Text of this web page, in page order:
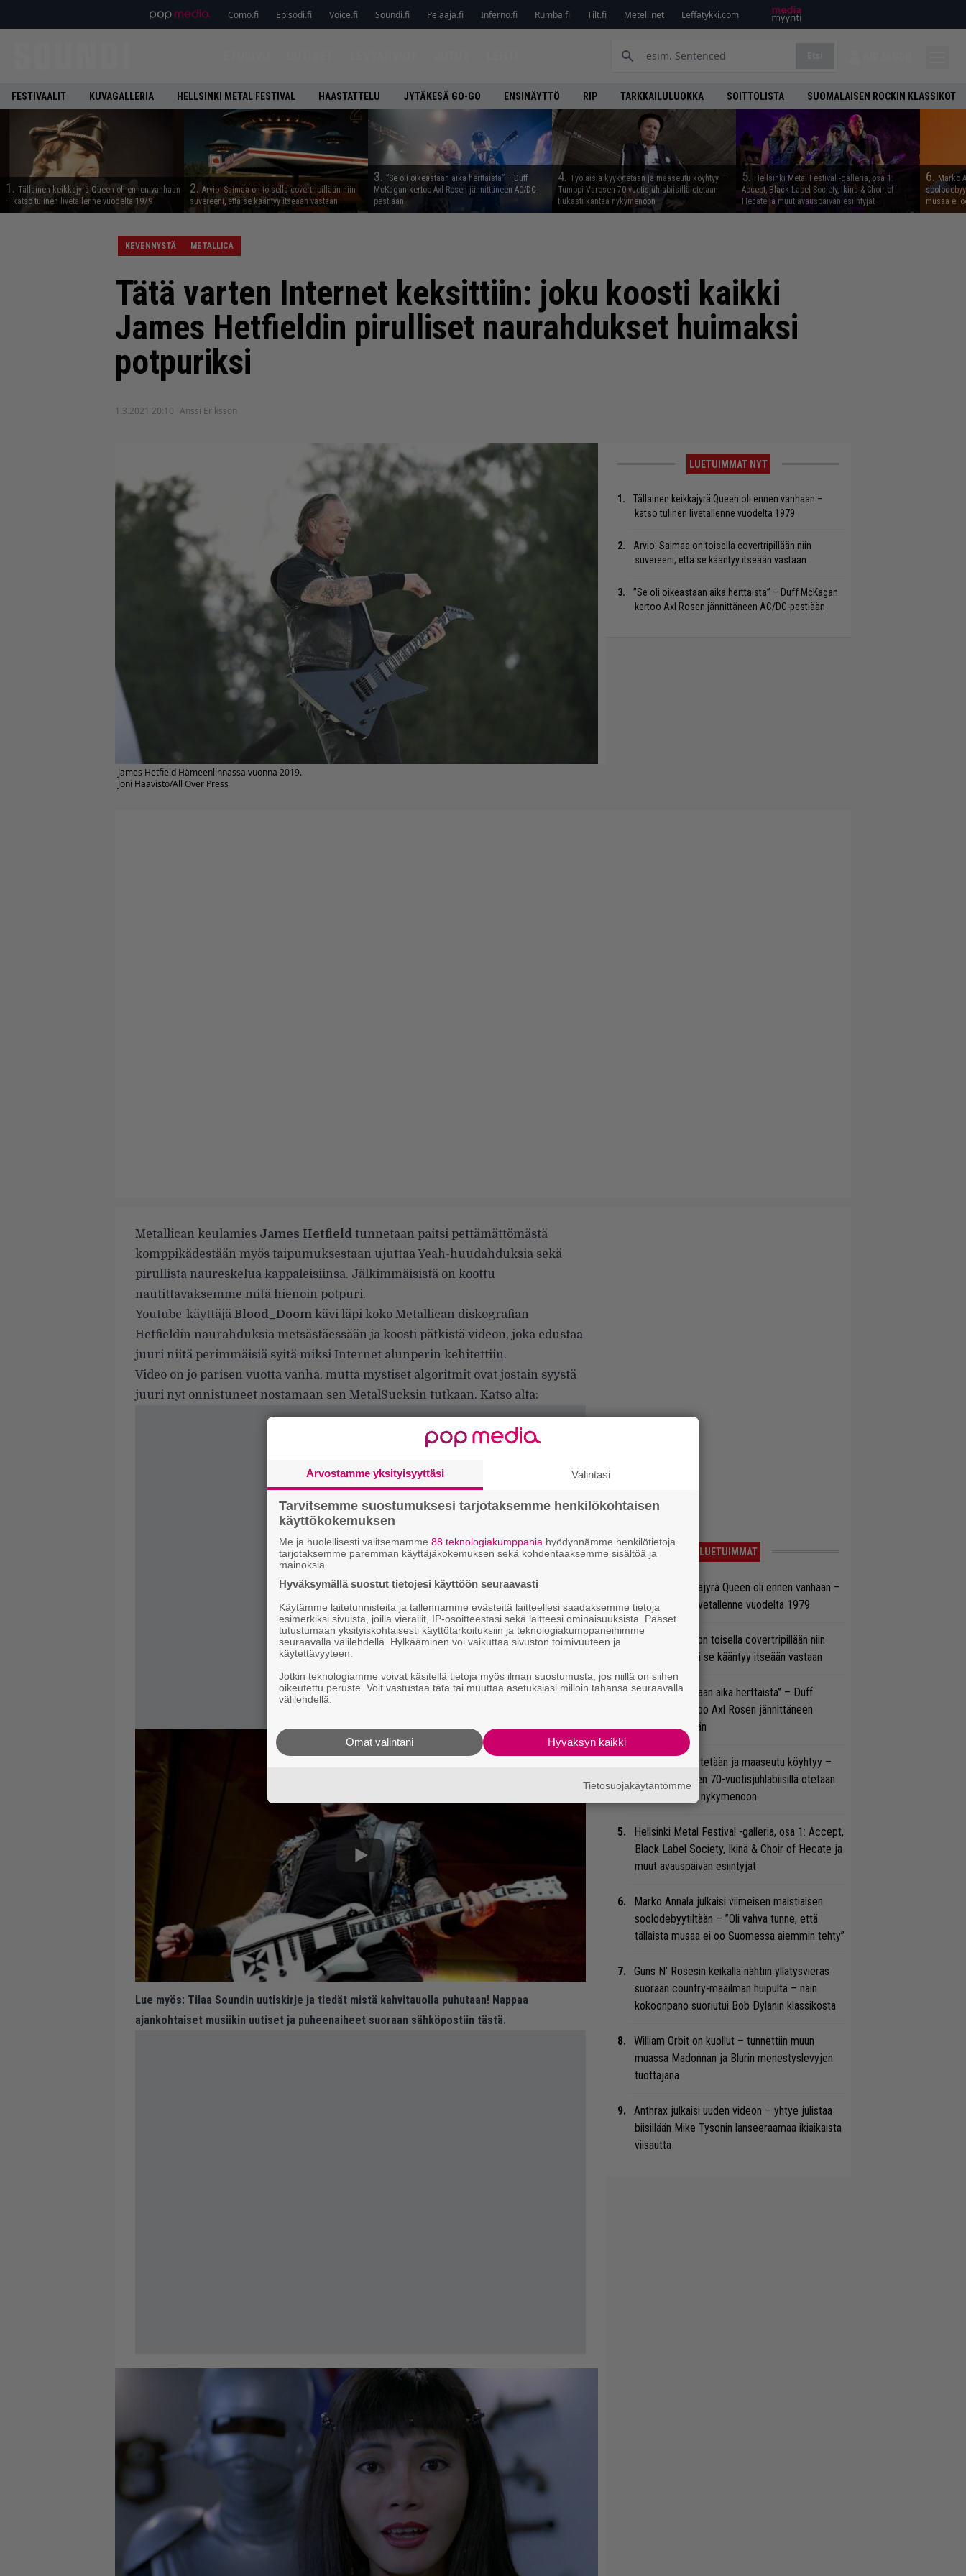
Como.fi Episodi.fi Voice.fi Soundi.fi Pelaaja.fi Inferno.fi Rumba.fi Tilt.fi Meteli.net Leffatykki.com
FESTIVAALIT KUVAGALLERIA HELLSINKI METAL FESTIVAL HAASTATTELU JYTÄKESÄ GO-GO ENSINÄYTTÖ RIP TARKKAILULUOKKA SOITTOLISTA SUOMALAISEN ROCKIN KLASSIKOT
1. Tällainen keikkajyrä Queen oli ennen vanhaan
– katso tulinen livetallenne vuodelta 1979
2. Arvio: Saimaa on toisella covertripillään niin
suvereeni, että se kääntyy itseään vastaan
3. ”Se oli oikeastaan aika herttaista” – Duff
McKagan kertoo Axl Rosen jännittäneen AC/DC-
pestiään
4. Työläisiä kyykytetään ja maaseutu köyhtyy –
Tumppi Varosen 70-vuotisjuhlabiisillä otetaan
tiukasti kantaa nykymenoon
5. Hellsinki Metal Festival -galleria, osa 1:
Accept, Black Label Society, Ikinä & Choir of
Hecate ja muut avauspäivän esiintyjät
6. Marko
musaa ei
KEVENNYSTÄ METALLICA
Tätä varten Internet keksittiin: joku koosti kaikki
James Hetfieldin pirulliset naurahdukset huimaksi
potpuriksi
1.3.2021 20:10 Anssi Eriksson
James Hetfield Hämeenlinnassa vuonna 2019.
Joni Haavisto/All Over Press
LUETUIMMAT NYT
Tällainen keikkajyrä Queen oli ennen vanhaan –
katso tulinen livetallenne vuodelta 1979
Arvio: Saimaa on toisella covertripillään niin
suvereeni, että se kääntyy itseään vastaan
”Se oli oikeastaan aika herttaista” – Duff McKagan
kertoo Axl Rosen jännittäneen AC/DC-pestiään
Metallican keulamies James Hetfield tunnetaan paitsi pettämättömästä
komppikädestään myös taipumuksestaan ujuttaa Yeah-huudahduksia sekä
pirullista naureskelua kappaleisiinsa. Jälkimmäisistä on koottu
nautittavaksemme mitä hienoin potpuri.
Youtube-käyttäjä Blood_Doom kävi läpi koko Metallican diskografian
Hetfieldin naurahduksia metsästäessään ja koosti pätkistä videon, joka edustaa
juuri niitä perimmäisiä syitä miksi Internet alunperin kehitettiin.
Video on jo parisen vuotta vanha, mutta mystiset algoritmit ovat jostain syystä
juuri nyt onnistuneet nostamaan sen MetalSucksin tutkaan. Katso alta:
Lue myös: Tilaa Soundin uutiskirje ja tiedät mistä kahvitauolla puhutaan! Nappaa
ajankohtaiset musiikin uutiset ja puheenaiheet suoraan sähköpostiin tästä.
LUETUIMMAT
Tällainen keikkajyrä Queen oli ennen vanhaan –
katso tulinen livetallenne vuodelta 1979
Arvio: Saimaa on toisella covertripillään niin
suvereeni, että se kääntyy itseään vastaan
”Se oli oikeastaan aika herttaista” – Duff
McKagan kertoo Axl Rosen jännittäneen
AC/DC-pestiään
Työläisiä kyykytetään ja maaseutu köyhtyy –
Tumppi Varosen 70-vuotisjuhlabiisillä otetaan
tiukasti kantaa nykymenoon
Hellsinki Metal Festival -galleria, osa 1: Accept,
Black Label Society, Ikinä & Choir of Hecate ja
muut avauspäivän esiintyjät
Marko Annala julkaisi viimeisen maistiaisen
soolodebyytiltään – ”Oli vahva tunne, että
tällaista musaa ei oo Suomessa aiemmin tehty”
Guns N’ Rosesin keikalla nähtiin yllätysvieras
suoraan country-maailman huipulta – näin
kokoonpano suoriutui Bob Dylanin klassikosta
William Orbit on kuollut – tunnettiin muun
muassa Madonnan ja Blurin menestyslevyjen
tuottajana
Anthrax julkaisi uuden videon – yhtye julistaa
biisillään Mike Tysonin lanseeraamaa ikiaikaista
viisautta
Arvostamme yksityisyyttäsi Valintasi
Tarvitsemme suostumuksesi tarjotaksemme henkilökohtaisen
käyttökokemuksen
Me ja huolellisesti valitsemamme 88 teknologiakumppania hyödynnämme henkilötietoja
tarjotaksemme paremman käyttäjäkokemuksen sekä kohdentaaksemme sisältöä ja
mainoksia.
Hyväksymällä suostut tietojesi käyttöön seuraavasti
Käytämme laitetunnisteita ja tallennamme evästeitä laitteellesi saadaksemme tietoja
esimerkiksi sivuista, joilla vierailit, IP-osoitteestasi sekä laitteesi ominaisuuksista. Pääset
tutustumaan yksityiskohtaisesti käyttötarkoituksiin ja teknologiakumppaneihimme
seuraavalla välilehdellä. Hylkääminen voi vaikuttaa sivuston toimivuuteen ja
käytettävyyteen.
Jotkin teknologiamme voivat käsitellä tietoja myös ilman suostumusta, jos niillä on siihen
oikeutettu peruste. Voit vastustaa tätä tai muuttaa asetuksiasi milloin tahansa seuraavalla
välilehdellä.
Hyväksyn kaikki
Omat valintani
Tietosuojakäytäntömme